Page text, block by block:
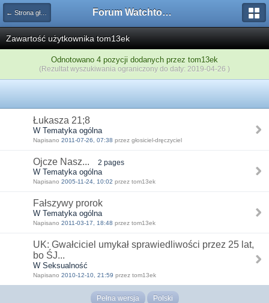
← Strona główna Forum Watchtower
Zawartość użytkownika tom13ek
Odnotowano 4 pozycji dodanych przez tom13ek
(Rezultat wyszukiwania ograniczony do daty: 2019-04-26 )
Łukasza 21;8
W Tematyka ogólna
Napisano 2011-07-26, 07:38 przez głosiciel-dręczyciel
Ojcze Nasz... 2 pages
W Tematyka ogólna
Napisano 2005-11-24, 10:02 przez tom13ek
Fałszywy prorok
W Tematyka ogólna
Napisano 2011-03-17, 18:48 przez tom13ek
UK: Gwałciciel umykał sprawiedliwości przez 25 lat,
bo ŚJ...
W Seksualność
Napisano 2010-12-10, 21:59 przez tom13ek
Pełna wersja Polski